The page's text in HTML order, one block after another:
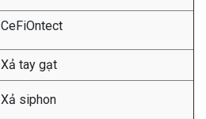
CeFiOntect
Xả tay gạt
Xả siphon